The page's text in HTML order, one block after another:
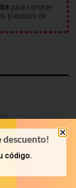
para conocer
procesos de
descuento!
código.